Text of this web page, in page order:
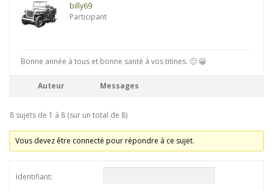
billy69
Participant
Bonne année à tous et bonne santé à vos titines. 🙂 😀
Auteur Messages
8 sujets de 1 à 8 (sur un total de 8)
Vous devez être connecté pour répondre à ce sujet.
Identifiant: